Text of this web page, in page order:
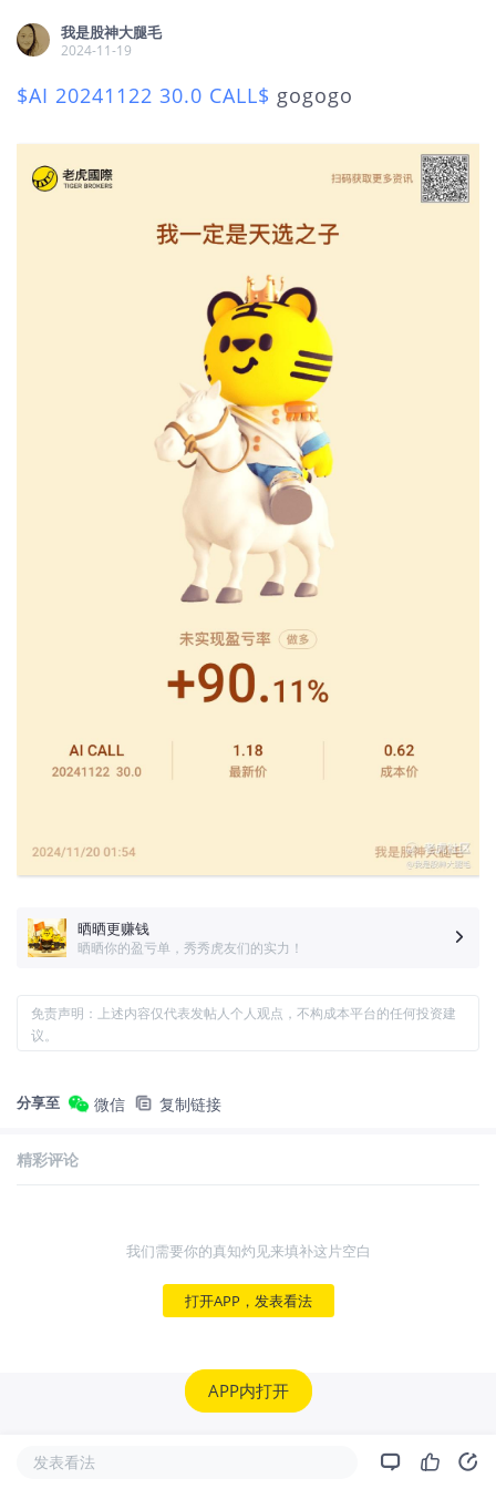
我是股神大腿毛
2024-11-19
$AI 20241122 30.0 CALL$ gogogo
晒晒更赚钱
晒晒你的盈亏单，秀秀虎友们的实力！
免责声明：上述内容仅代表发帖人个人观点，不构成本平台的任何投资建
议。
分享至 微信 复制链接
精彩评论
我们需要你的真知灼见来填补这片空白
打开APP，发表看法
APP内打开
发表看法